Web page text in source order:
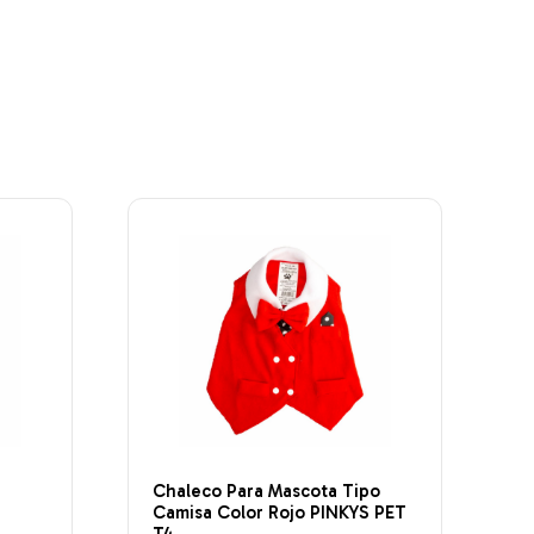
Chaleco Para Mascota Tipo
Camisa Color Rojo PINKYS PET